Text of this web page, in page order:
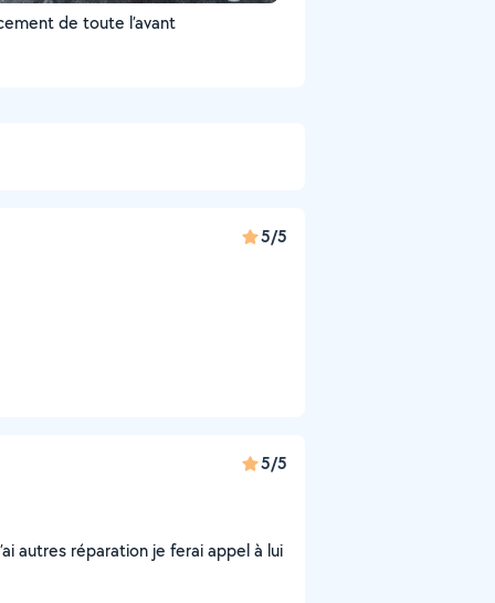
de toute l’avant
5/5
5/5
autres réparation je ferai appel à lui